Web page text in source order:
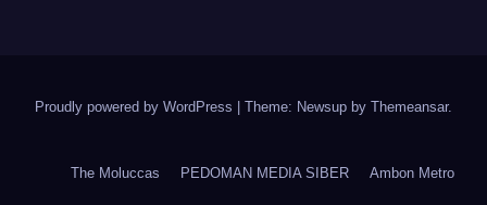
Proudly powered by WordPress Theme: Newsup by Themeansar.
The Moluccas PEDOMAN MEDIA SIBER Ambon Metro